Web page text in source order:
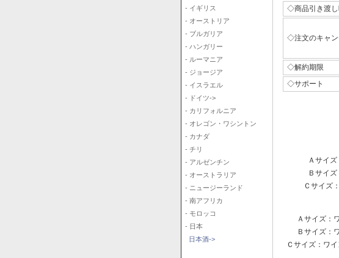
- イギリス
- オーストリア
- ブルガリア
- ハンガリー
- ルーマニア
- ジョージア
- イスラエル
- ドイツ->
- カリフォルニア
- オレゴン・ワシントン
- カナダ
- チリ
- アルゼンチン
- オーストラリア
- ニュージーランド
- 南アフリカ
- モロッコ
- 日本
日本酒->
◇商品引き渡し
◇注文のキャン
◇解約期限
◇サポート
Ａサイ
Ｂサイ
Ｃサイズ
Ａサイズ：
Ｂサイズ：
Ｃサイズ：ワ